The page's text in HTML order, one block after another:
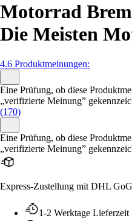
Motorrad
Die Meisten
4.6 Produktmeinungen:
Eine Prüfung, ob diese
„verifizierte Meinung”
(170)
Eine Prüfung, ob diese
„verifizierte Meinung”
Express-Zustellung mit DHL
1-2 Werktage Lieferzeit